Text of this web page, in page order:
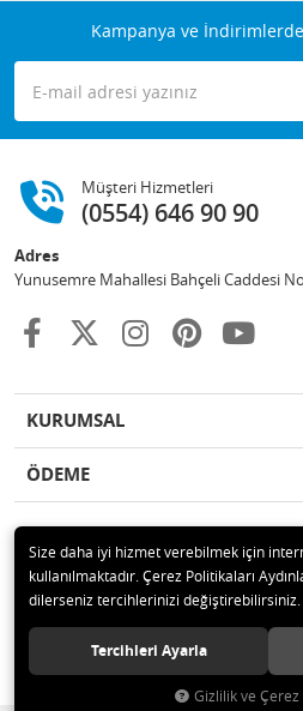
Kampanya ve
Müşteri Hizmetleri
(0554) 646 90 90
Adres
Yunusemre Mahallesi Bahçeli Caddesi
KURUMSAL
ÖDEME
© 2020 GKN STORE TEMİZLİK
saklıdır.
Size daha iyi hizmet verebilmek için
kullanılmaktadır. Çerez Politikaları
dilerseniz tercihlerinizi değiştirebilirsiniz.
Tercihleri Ayarla
Gizlilik ve Çerez